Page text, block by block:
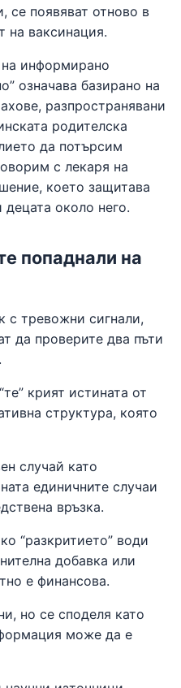
се появяват отново в
на ваксинация.
информирано
означава базирано на
разпространявани
родителска
да потърсим
с лекаря на
което защитава
около него.
попаднали на
с тревожни сигнали,
да проверите два пъти
крият истината от
структура, която
случай като
единичните случаи
връзка.
“разкритието” води
добавка или
е финансова.
но се споделя като
може да е